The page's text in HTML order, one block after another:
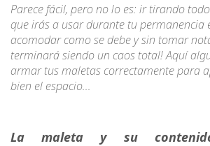
Parece fácil, pero no lo es: ir tirando
que irás a usar durante tu permanencia
acomodar como se debe y sin tomar
terminará siendo un caos total! Aquí
armar tus maletas correctamente para
bien el espacio...
La maleta y su